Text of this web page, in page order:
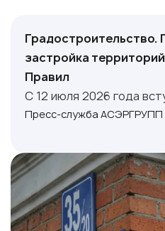
Градостроительство.
застройка
Правил
С 12 июля 2026 года
Пресс-служба АСЭРГРУПП